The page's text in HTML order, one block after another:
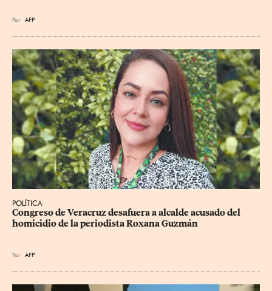
Por AFP
POLÍTICA
Congreso de Veracruz desafuera a alcalde acusado del
homicidio de la periodista Roxana Guzmán
Por AFP